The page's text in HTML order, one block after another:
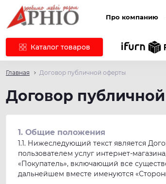
Про компанию
Каталог товаров
Главная Договор публичной оферты
Договор
1. Общие положения
1.1. Нижеследующий текст является
пользователем услуг интернет-
«Покупатель», включающий все
дальнейшем вместе именуются